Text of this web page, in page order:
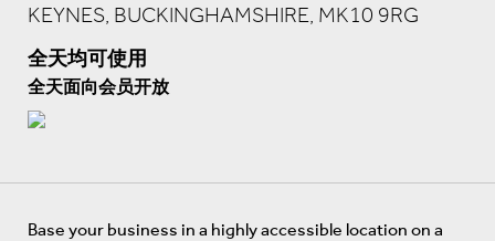
KEYNES, BUCKINGHAMSHIRE, MK10 9RG
全天均可使用
全天面向会员开放
Base your business in a highly accessible location on a